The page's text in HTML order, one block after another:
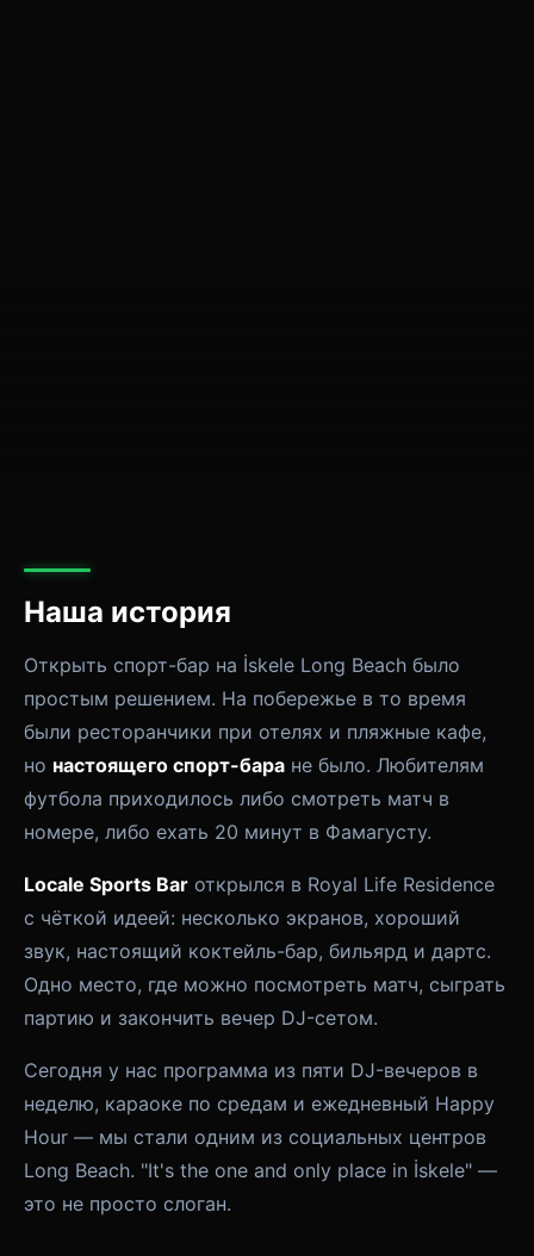
Наша история
Открыть спорт-бар на İskele Long Beach было
простым решением. На побережье в то время
были ресторанчики при отелях и пляжные кафе,
но настоящего спорт-бара не было. Любителям
футбола приходилось либо смотреть матч в
номере, либо ехать 20 минут в Фамагусту.
Locale Sports Bar открылся в Royal Life Residence
с чёткой идеей: несколько экранов, хороший
звук, настоящий коктейль-бар, бильярд и дартс.
Одно место, где можно посмотреть матч, сыграть
партию и закончить вечер DJ-сетом.
Сегодня у нас программа из пяти DJ-вечеров в
неделю, караоке по средам и ежедневный Happy
Hour — мы стали одним из социальных центров
Long Beach. "It's the one and only place in İskele" —
это не просто слоган.